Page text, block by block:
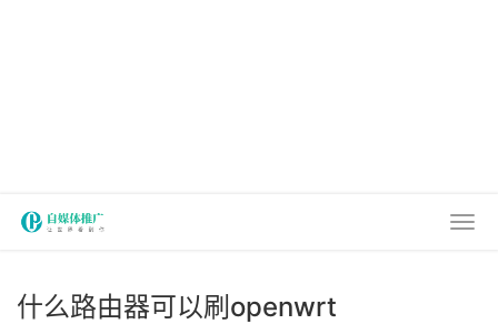
什么路由器可以刷openwrt